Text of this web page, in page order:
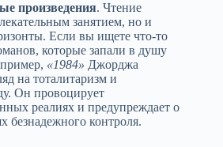
произведения. Чтение
занятием, но и
Если вы ищете что-то
которые запали в душу
«1984» Джорджа
на тоталитаризм и
Он провоцирует
реалиях и предупреждает о
безнадежного контроля.